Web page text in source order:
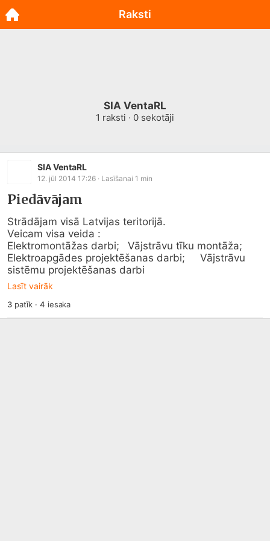
SIA VentaRL
1 raksti · 0 sekotāji
SIA VentaRL
12. jūl 2014 17:26 · Lasīšanai 1 min
Piedāvājam
Strādājam visā Latvijas teritorijā.
Veicam visa veida :
Elektromontāžas darbi; 	Vājstrāvu tīku montāža;
Elektroapgādes projektēšanas darbi; 	Vājstrāvu
sistēmu projektēšanas darbi
Lasīt vairāk
3patīk ·4 iesaka
Raksti